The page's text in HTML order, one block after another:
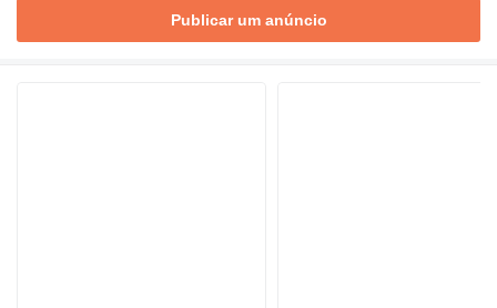
Publicar um anúncio